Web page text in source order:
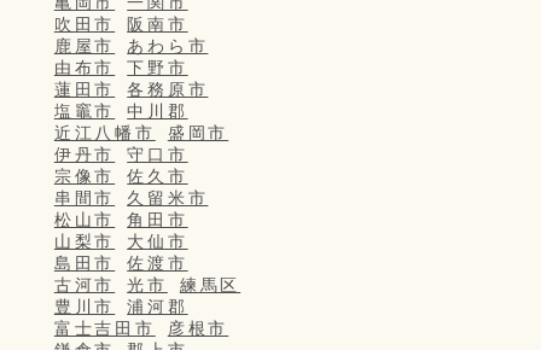
吹田市
阪南市
鹿屋市
あわら市
由布市
下野市
蓮田市
各務原市
塩竈市
中川郡
近江八幡市
盛岡市
伊丹市
守口市
宗像市
佐久市
串間市
久留米市
松山市
角田市
山梨市
大仙市
島田市
佐渡市
古河市
光市
練馬区
豊川市
浦河郡
富士吉田市
彦根市